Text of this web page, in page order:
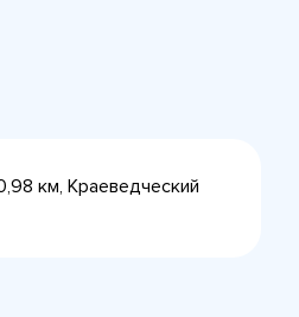
км, Краеведческий